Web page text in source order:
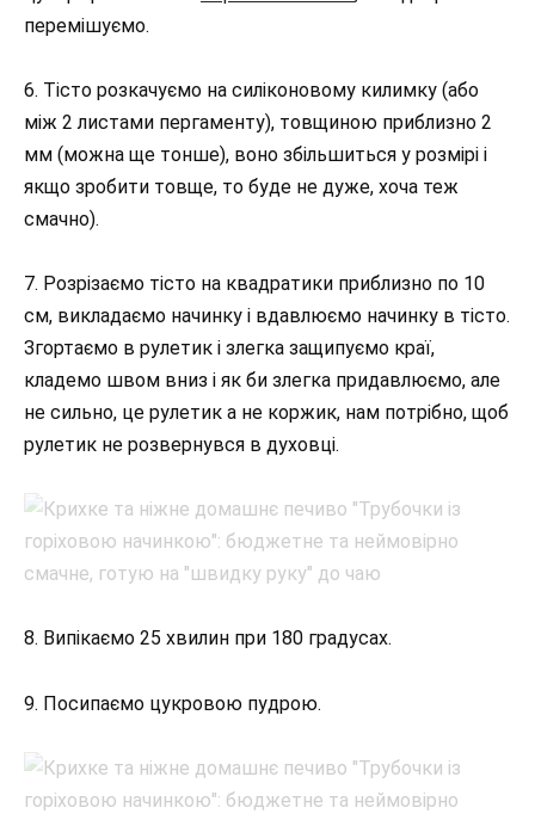
перемішуємо.
6. Тісто розкачуємо на силіконовому килимку (або
між 2 листами пергаменту), товщиною приблизно 2
мм (можна ще тонше), воно збільшиться у розмірі і
якщо зробити товще, то буде не дуже, хоча теж
смачно).
7. Розрізаємо тісто на квадратики приблизно по 10
см, викладаємо начинку і вдавлюємо начинку в тісто.
Згортаємо в рулетик і злегка защипуємо краї,
кладемо швом вниз і як би злегка придавлюємо, але
не сильно, це рулетик а не коржик, нам потрібно, щоб
рулетик не розвернувся в духовці.
8. Випікаємо 25 хвилин при 180 градусах.
9. Посипаємо цукровою пудрою.